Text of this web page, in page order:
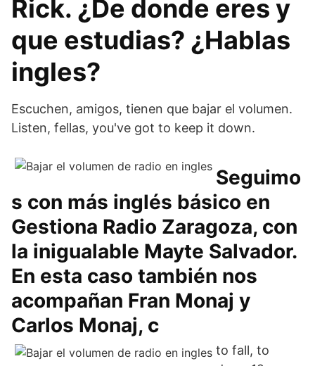
Rick. ¿De donde eres y
que estudias? ¿Hablas
ingles?
Escuchen, amigos, tienen que bajar el volumen.
Listen, fellas, you've got to keep it down.
Seguimo
s con más inglés básico en
Gestiona Radio Zaragoza, con
la inigualable Mayte Salvador.
En esta caso también nos
acompañan Fran Monaj y
Carlos Monaj, c
to fall, to